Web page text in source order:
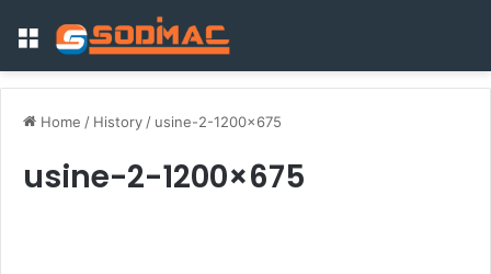
Menu
Home / History / usine-2-1200×675
usine-2-1200×675